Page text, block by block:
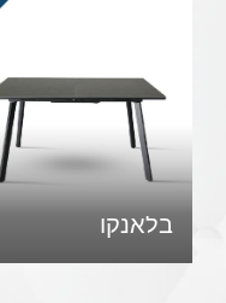
בלאנקו